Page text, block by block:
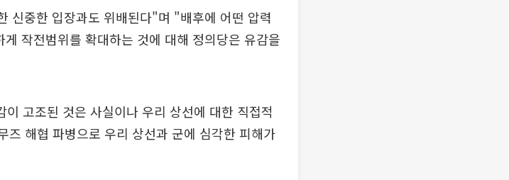
신중한 입장과도 위배된다"며 "배후에 어떤 압력
작전범위를 확대하는 것에 대해 정의당은 유감을
고조된 것은 사실이나 우리 상선에 대한 직접적
즈 해협 파병으로 우리 상선과 군에 심각한 피해가